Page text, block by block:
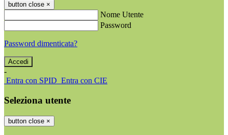
button close ×
Nome Utente
Password
Password dimenticata?
-
Entra con SPID Entra con CIE
Seleziona utente
button close ×